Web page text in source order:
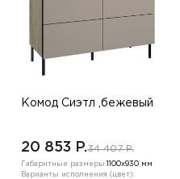
Комод Сиэтл ,бежевый
20 853 P.34 407 P.
Габаритные размеры: 1100х930 мм
Варианты исполнения (цвет):